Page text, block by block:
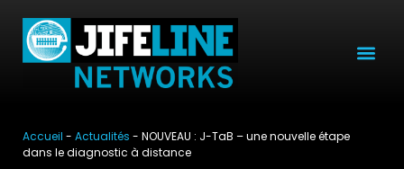
Accueil - Actualités - NOUVEAU : J-TaB – une nouvelle étape
dans le diagnostic à distance